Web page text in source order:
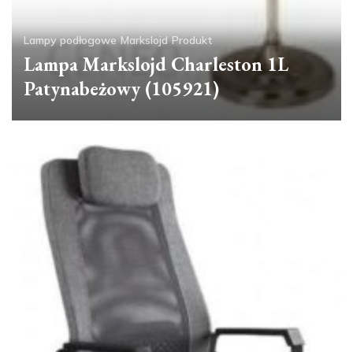
Lampy podłogowe Markslojd Produkt
Lampa Markslojd Charleston 1L
Patynabeżowy (105921)